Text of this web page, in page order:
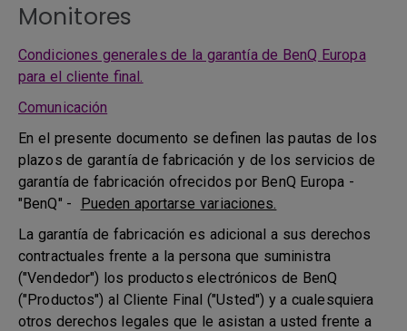
Monitores
Condiciones generales de la garantía de BenQ Europa
para el cliente final.
Comunicación
En el presente documento se definen las pautas de los
plazos de garantía de fabricación y de los servicios de
garantía de fabricación ofrecidos por BenQ Europa -
"BenQ" - Pueden aportarse variaciones.
La garantía de fabricación es adicional a sus derechos
contractuales frente a la persona que suministra
("Vendedor") los productos electrónicos de BenQ
("Productos") al Cliente Final ("Usted") y a cualesquiera
otros derechos legales que le asistan a usted frente a